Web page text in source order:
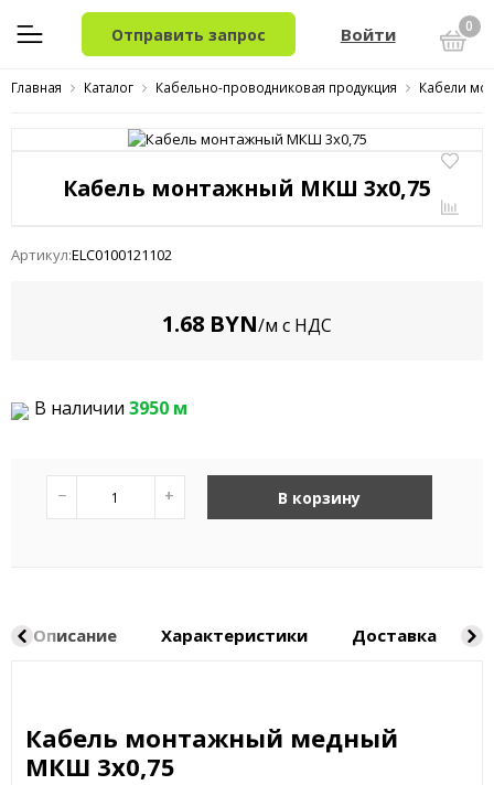
Отправить запрос Войти 0
Главная Каталог Кабельно-проводниковая продукция Кабели
Кабель монтажный МКШ 3x0,75
Артикул:ELC0100121102
1.68 BYN/м с НДС
В наличии 3950 м
− + В корзину
Описание Характеристики Доставка
Кабель монтажный медный
МКШ 3x0,75